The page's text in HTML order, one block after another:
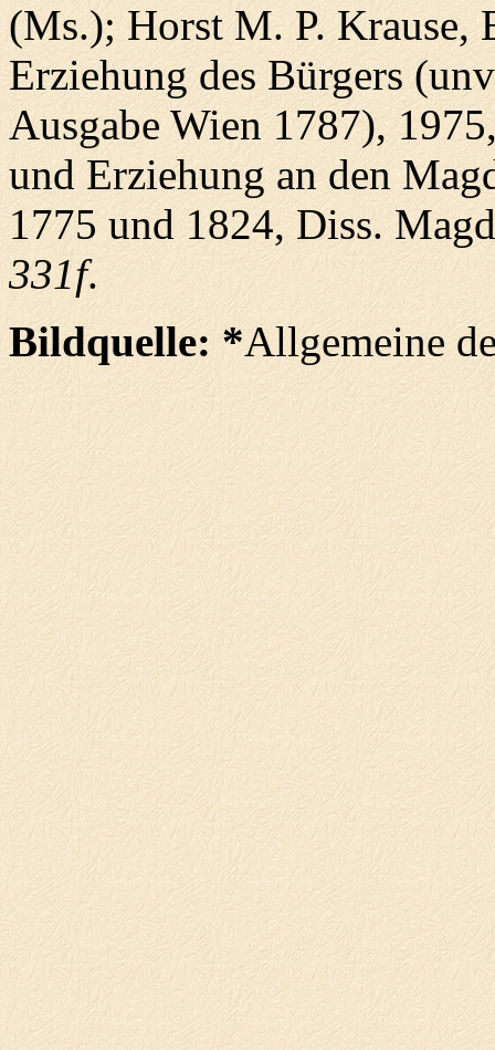
(Ms.); Horst M. P. Krause,
Erziehung des Bürgers
Ausgabe Wien 1787),
und Erziehung an den
1775 und 1824, Diss.
331f.
Bildquelle: *Allgemeine